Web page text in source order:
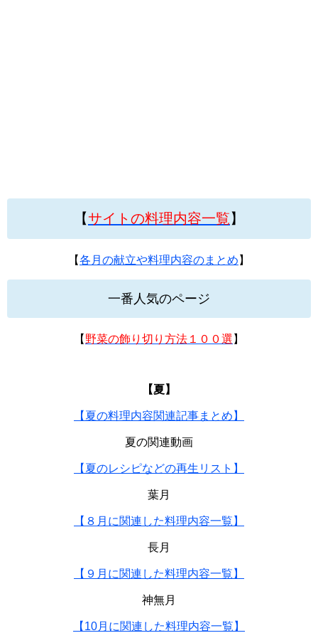
【サイトの料理内容一覧】
【各月の献立や料理内容のまとめ 】
一番人気のページ
【 野菜の飾り切り方法１００選 】
【夏】
【夏の料理内容関連記事まとめ】
夏の関連動画
【夏のレシピなどの再生リスト】
葉月
【８月に関連した料理内容一覧】
長月
【９月に関連した料理内容一覧】
神無月
【10月に関連した料理内容一覧】